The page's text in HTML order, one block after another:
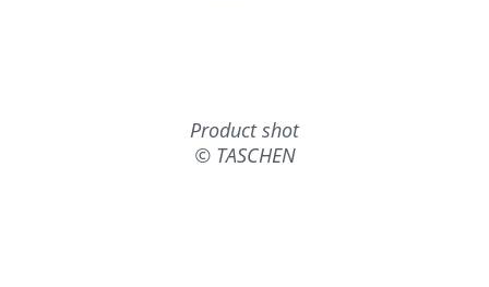
Product shot
© TASCHEN